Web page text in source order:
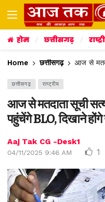
होम छत्तीसगढ़
Home छत्तीसगढ़ आज से
छत्तीसगढ़ राष्ट्रीय
आज से मतदाता सूची
पहुंचेंगे BLO, दिखाने
Aaj Tak CG -Desk1
04/11/2025 9:46 AM 1